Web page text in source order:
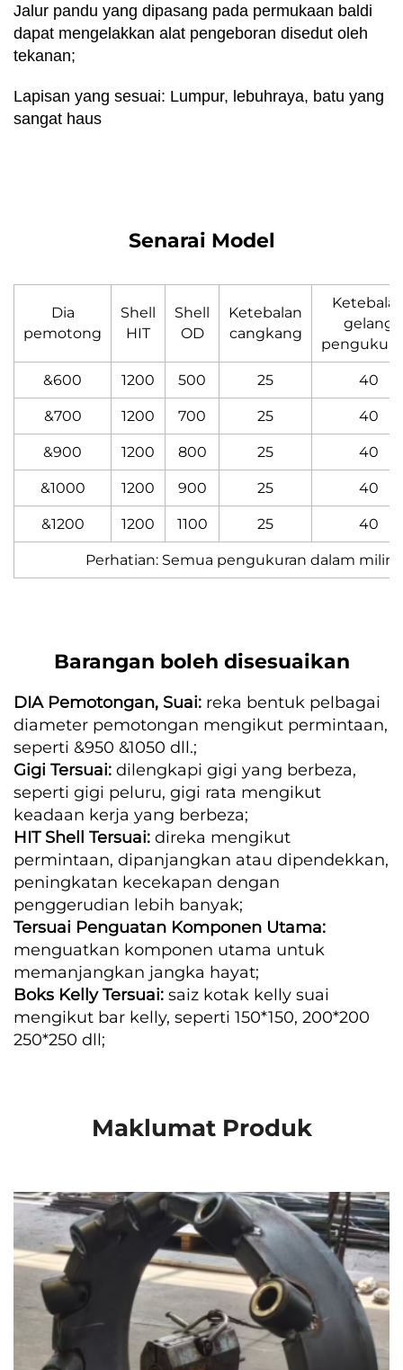
Jalur pandu yang dipasang pada permukaan baldi
dapat mengelakkan alat pengeboran disedut oleh
tekanan;
Lapisan yang sesuai: Lumpur, lebuhraya, batu yang
sangat haus
Senarai Model
Dia
pemotong
Shell
HIT
Shell
OD
Ketebalan
cangkang
gelang
&600 1200 500 25 40
&700 1200 700 25 40
&900 1200 800 25 40
&1000 1200 900 25 40
&1200 1200 1100 25 40
Perhatian: Semua pengukuran dalam
Barangan boleh disesuaikan
DIA Pemotongan, Suai: reka bentuk pelbagai
diameter pemotongan mengikut permintaan,
seperti &950 &1050 dll.;
Gigi Tersuai: dilengkapi gigi yang berbeza,
seperti gigi peluru, gigi rata mengikut
keadaan kerja yang berbeza;
HIT Shell Tersuai: direka mengikut
permintaan, dipanjangkan atau dipendekkan,
peningkatan kecekapan dengan
penggerudian lebih banyak;
Tersuai Penguatan Komponen Utama:
menguatkan komponen utama untuk
memanjangkan jangka hayat;
Boks Kelly Tersuai: saiz kotak kelly suai
mengikut bar kelly, seperti 150*150, 200*200
250*250 dll;
Maklumat Produk